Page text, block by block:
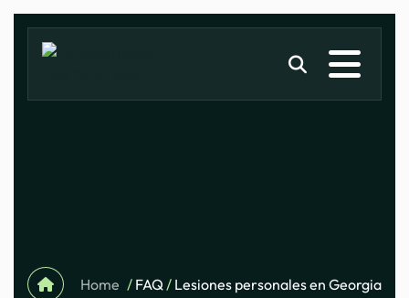
Home / FAQ/ Lesiones personales en Georgia